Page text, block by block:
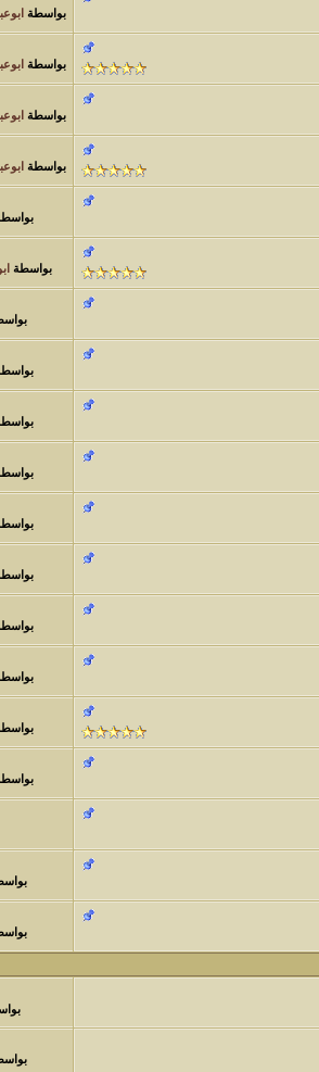
بواسطة
بواسطة
بواسطة
بواسطة
بواسطة